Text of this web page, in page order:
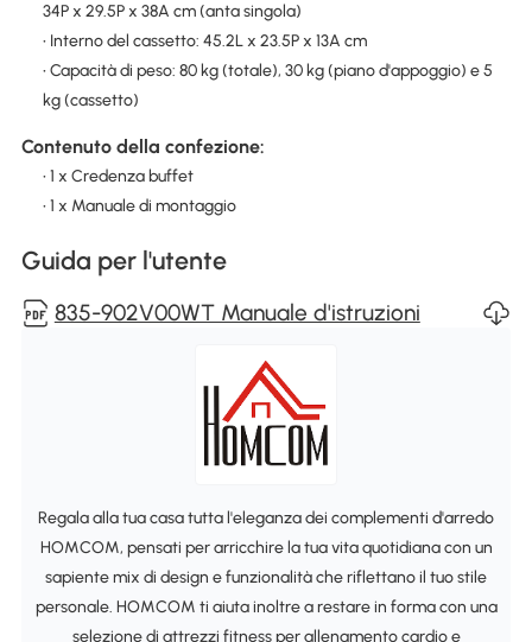
34P x 29.5P x 38A cm (anta singola)
• Interno del cassetto: 45.2L x 23.5P x 13A cm
• Capacità di peso: 80 kg (totale), 30 kg (piano d'appoggio) e 5
kg (cassetto)
Contenuto della confezione:
• 1 x Credenza buffet
• 1 x Manuale di montaggio
Guida per l'utente
835-902V00WT Manuale d'istruzioni
Regala alla tua casa tutta l'eleganza dei complementi d'arredo
HOMCOM, pensati per arricchire la tua vita quotidiana con un
sapiente mix di design e funzionalità che riflettano il tuo stile
personale. HOMCOM ti aiuta inoltre a restare in forma con una
selezione di attrezzi fitness per allenamento cardio e